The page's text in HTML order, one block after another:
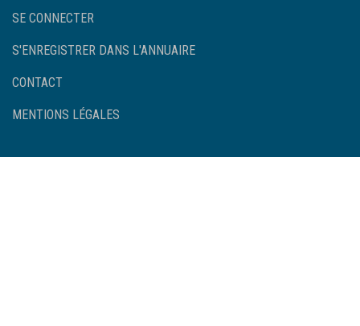
User
account
menu
SE CONNECTER
S'ENREGISTRER DANS L'ANNUAIRE
Footer
CONTACT
MENTIONS LÉGALES